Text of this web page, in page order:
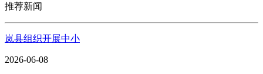
推荐新闻
岚县组织开展中小
2026-06-08